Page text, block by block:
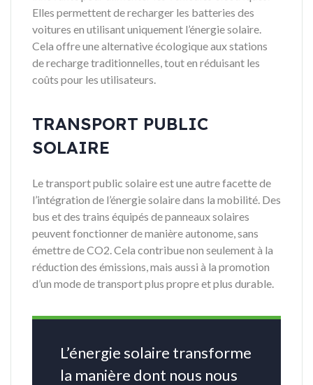
Elles permettent de recharger les batteries des
voitures en utilisant uniquement l’énergie solaire.
Cela offre une alternative écologique aux stations
de recharge traditionnelles, tout en réduisant les
coûts pour les utilisateurs.
TRANSPORT PUBLIC
SOLAIRE
Le transport public solaire est une autre facette de
l’intégration de l’énergie solaire dans la mobilité. Des
bus et des trains équipés de panneaux solaires
peuvent fonctionner de manière autonome, sans
émettre de CO2. Cela contribue non seulement à la
réduction des émissions, mais aussi à la promotion
d’un mode de transport plus propre et plus durable.
L’énergie solaire transforme
la manière dont nous nous